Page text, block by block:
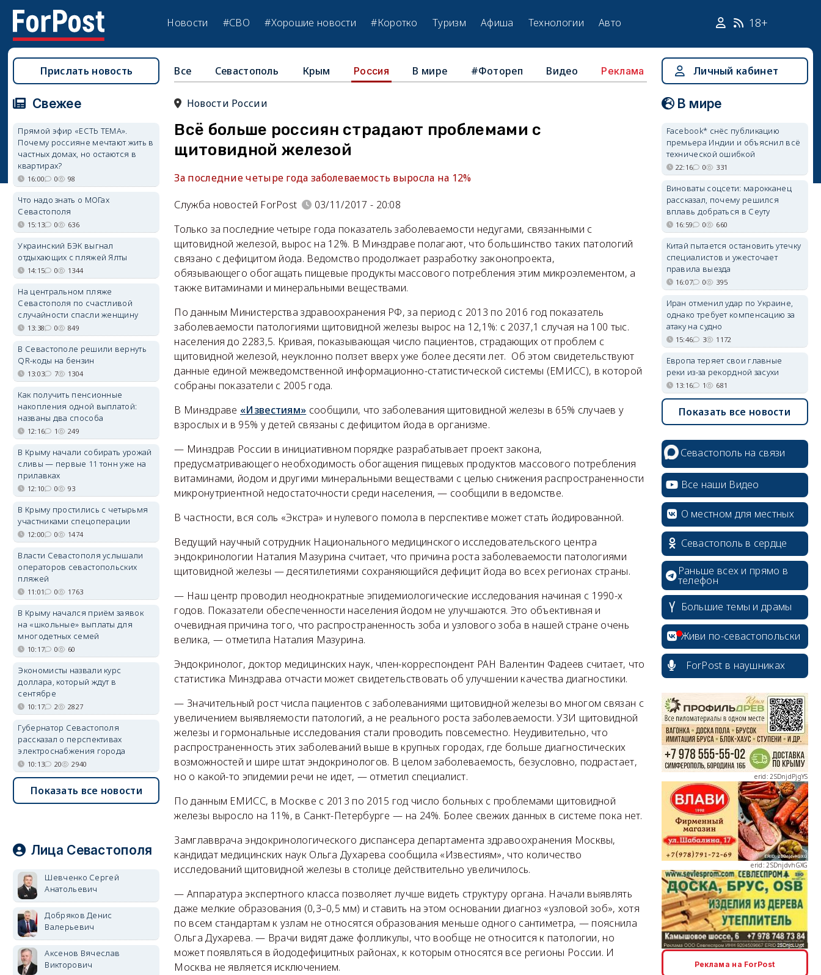
Новости #СВО #Хорошие новости #Коротко Туризм Афиша Технологии Авто 18+
Все Севастополь Крым Россия В мире #Фотореп Видео Реклама
Новости России
Всё больше россиян страдают проблемами с
щитовидной железой
За последние четыре года заболеваемость выросла на 12%
Служба новостей ForPost
03/11/2017 - 20:08
Только за последние четыре года показатель заболеваемости недугами, связанными с
щитовидной железой, вырос на 12%. В Минздраве полагают, что большинство таких патологий
связано с дефицитом йода. Ведомство продолжает разработку законопроекта,
обязывающего обогащать пищевые продукты массового потребления этим микроэлементом, а
также витаминами и минеральными веществами.
По данным Министерства здравоохранения РФ, за период с 2013 по 2016 год показатель
заболеваемости патологиями щитовидной железы вырос на 12,1%: с 2037,1 случая на 100 тыс.
населения до 2283,5. Кривая, показывающая число пациентов, страдающих от проблем с
щитовидной железой, неуклонно ползет вверх уже более десяти лет. Об этом свидетельствуют
данные единой межведомственной информационно-статистической системы (ЕМИСС), в которой
собраны показатели с 2005 года.
В Минздраве «Известиям» сообщили, что заболевания щитовидной железы в 65% случаев у
взрослых и в 95% у детей связаны с дефицитом йода в организме.
— Минздрав России в инициативном порядке разрабатывает проект закона,
предусматривающего необходимость обогащения пищевых продуктов массового потребления
витаминами, йодом и другими минеральными веществами с целью снижения распространенности
микронутриентной недостаточности среди населения, — сообщили в ведомстве.
В частности, вся соль «Экстра» и нулевого помола в перспективе может стать йодированной.
Ведущий научный сотрудник Национального медицинского исследовательского центра
эндокринологии Наталия Мазурина считает, что причина роста заболеваемости патологиями
щитовидной железы — десятилетиями сохраняющийся дефицит йода во всех регионах страны.
— Наш центр проводил неоднократные эпидемиологические исследования начиная с 1990-х
годов. Показатели обеспеченности населения йодом не улучшаются. Это объективная и
очевидная причина того, что распространенность зоба и узлового зоба в нашей стране очень
велика, — отметила Наталия Мазурина.
Эндокринолог, доктор медицинских наук, член-корреспондент РАН Валентин Фадеев считает, что
статистика Минздрава отчасти может свидетельствовать об улучшении качества диагностики.
— Значительный рост числа пациентов с заболеваниями щитовидной железы во многом связан с
увеличением выявляемости патологий, а не реального роста заболеваемости. УЗИ щитовидной
железы и гормональные исследования стали проводить повсеместно. Неудивительно, что
распространенность этих заболеваний выше в крупных городах, где больше диагностических
возможностей и шире штат эндокринологов. В целом заболеваемость, безусловно, подрастает,
но о какой-то эпидемии речи не идет, — отметил специалист.
По данным ЕМИСС, в Москве с 2013 по 2015 год число больных с проблемами щитовидной
железы выросло на 11%, в Санкт-Петербурге — на 24%. Более свежих данных в системе пока нет.
Замглавврача эндокринологического диспансера департамента здравоохранения Москвы,
кандидат медицинских наук Ольга Духарева сообщила «Известиям», что количество
исследований щитовидной железы в столице действительно увеличилось.
— Аппаратура экспертного класса позволяет лучше видеть структуру органа. Начали выявлять
даже мелкие образования (0,3–0,5 мм) и ставить на этом основании диагноз «узловой зоб», хотя
по всем стандартам к узлам не относятся образования меньше одного сантиметра, — пояснила
Ольга Духарева. — Врачи видят даже фолликулы, что вообще не относится к патологии, но
может появляться в йододефицитных районах, к которым относятся все регионы России. И
Москва не является исключением.
Прислать новость
Свежее
Прямой эфир «ЕСТЬ ТЕМА».
Почему россияне мечтают жить в
частных домах, но остаются в
квартирах?
16:00 0 98
Что надо знать о МОГах
Севастополя
15:13 0 636
Украинский БЭК выгнал
отдыхающих с пляжей Ялты
14:15 0 1344
На центральном пляже
Севастополя по счастливой
случайности спасли женщину
13:38 0 849
В Севастополе решили вернуть
QR-коды на бензин
13:03 7 1304
Как получить пенсионные
накопления одной выплатой:
названы два способа
12:16 1 249
В Крыму начали собирать урожай
сливы — первые 11 тонн уже на
прилавках
12:10 0 93
В Крыму простились с четырьмя
участниками спецоперации
12:00 0 1474
Власти Севастополя услышали
операторов севастопольских
пляжей
11:01 0 1763
В Крыму начался приём заявок
на «школьные» выплаты для
многодетных семей
10:17 0 60
Экономисты назвали курс
доллара, который ждут в
сентябре
10:17 2 2827
Губернатор Севастополя
рассказал о перспективах
электроснабжения города
10:13 20 2940
Показать все новости
Лица Севастополя
Шевченко Сергей
Анатольевич
Добряков Денис
Валерьевич
Аксенов Вячеслав
Викторович
Личный кабинет
В мире
Facebook* снёс публикацию
премьера Индии и объяснил всё
технической ошибкой
22:16 0 331
Виноваты соцсети: марокканец
рассказал, почему решился
вплавь добраться в Сеуту
16:59 0 660
Китай пытается остановить утечку
специалистов и ужесточает
правила выезда
16:07 0 395
Иран отменил удар по Украине,
однако требует компенсацию за
атаку на судно
15:46 3 1172
Европа теряет свои главные
реки из-за рекордной засухи
13:16 1 681
Показать все новости
Севастополь на связи
Все наши Видео
О местном для местных
Севастополь в сердце
Раньше всех и прямо в
телефон
Большие темы и драмы
Живи по-севастопольски
ForPost в наушниках
erid: 2SDnjdPjgYS
erid: 2SDnjdvhGXG
erid: 2SDnjcLUypt
Реклама на ForPost